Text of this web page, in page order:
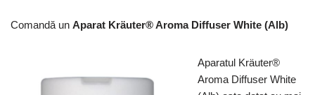
Comandă un Aparat Kräuter® Aroma Diffuser White (Alb)
Aparatul Kräuter®
Aroma Diffuser White